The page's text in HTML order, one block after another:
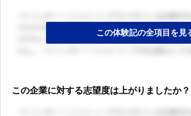
この企業に対する志望度は上がりましたか？